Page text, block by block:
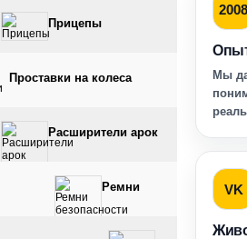
Прицепы
Проставки на колеса
Расширители арок
Ремни
2008
Мы
VK